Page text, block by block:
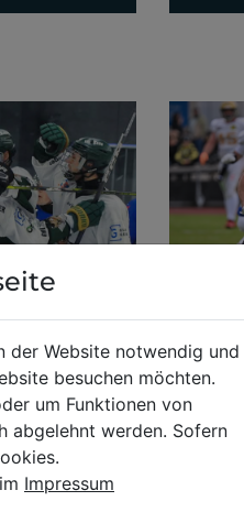
Linz
der Website notwendig und
besuchen möchten.
um Funktionen von
abgelehnt werden. Sofern
Impressum